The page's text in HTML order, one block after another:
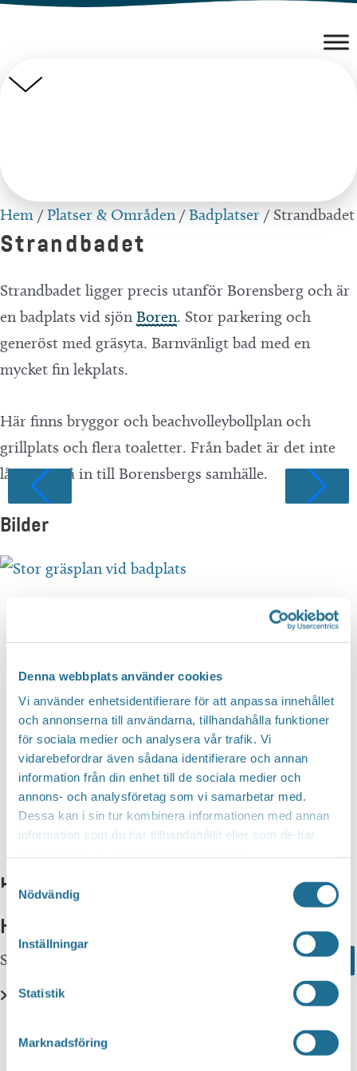
Denna webbplats använder cookies
Vi använder enhetsidentifierare för att anpassa innehållet
och annonserna till användarna, tillhandahålla funktioner
för sociala medier och analysera vår trafik. Vi
vidarebefordrar även sådana identifierare och annan
information från din enhet till de sociala medier och
annons- och analysföretag som vi samarbetar med.
Dessa kan i sin tur kombinera informationen med annan
information som du har tillhandahållit eller som de har
Nödvändig
Inställningar
Statistik
Marknadsföring
Hoppa
Hem /Platser & Områden/Badplatser / Strandbadet
Strandbadet
Strandbadet ligger precis utanför Borensberg och är
en badplats vid sjönBoren. Stor parkering och
generöst med gräsyta. Barnvänligt bad med en
mycket fin lekplats.
Här finns bryggor och beachvolleybollplan och
grillplats och flera toaletter. Från badet är det inte
långt att gå in till Borensbergs samhälle.
Bilder
Hitta hit
Hittar du inte vad du söker?
Sök här... Search